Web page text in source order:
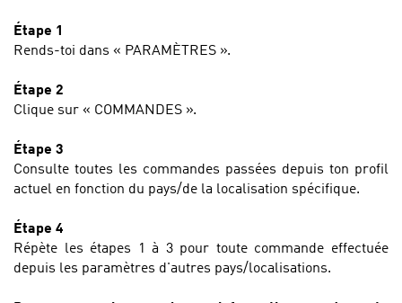
Étape 1
Rends-toi dans « PARAMÈTRES ».
Étape 2
Clique sur « COMMANDES ».
Étape 3
Consulte toutes les commandes passées depuis ton profil
actuel en fonction du pays/de la localisation spécifique.
Étape 4
Répète les étapes 1 à 3 pour toute commande effectuée
depuis les paramètres d'autres pays/localisations.